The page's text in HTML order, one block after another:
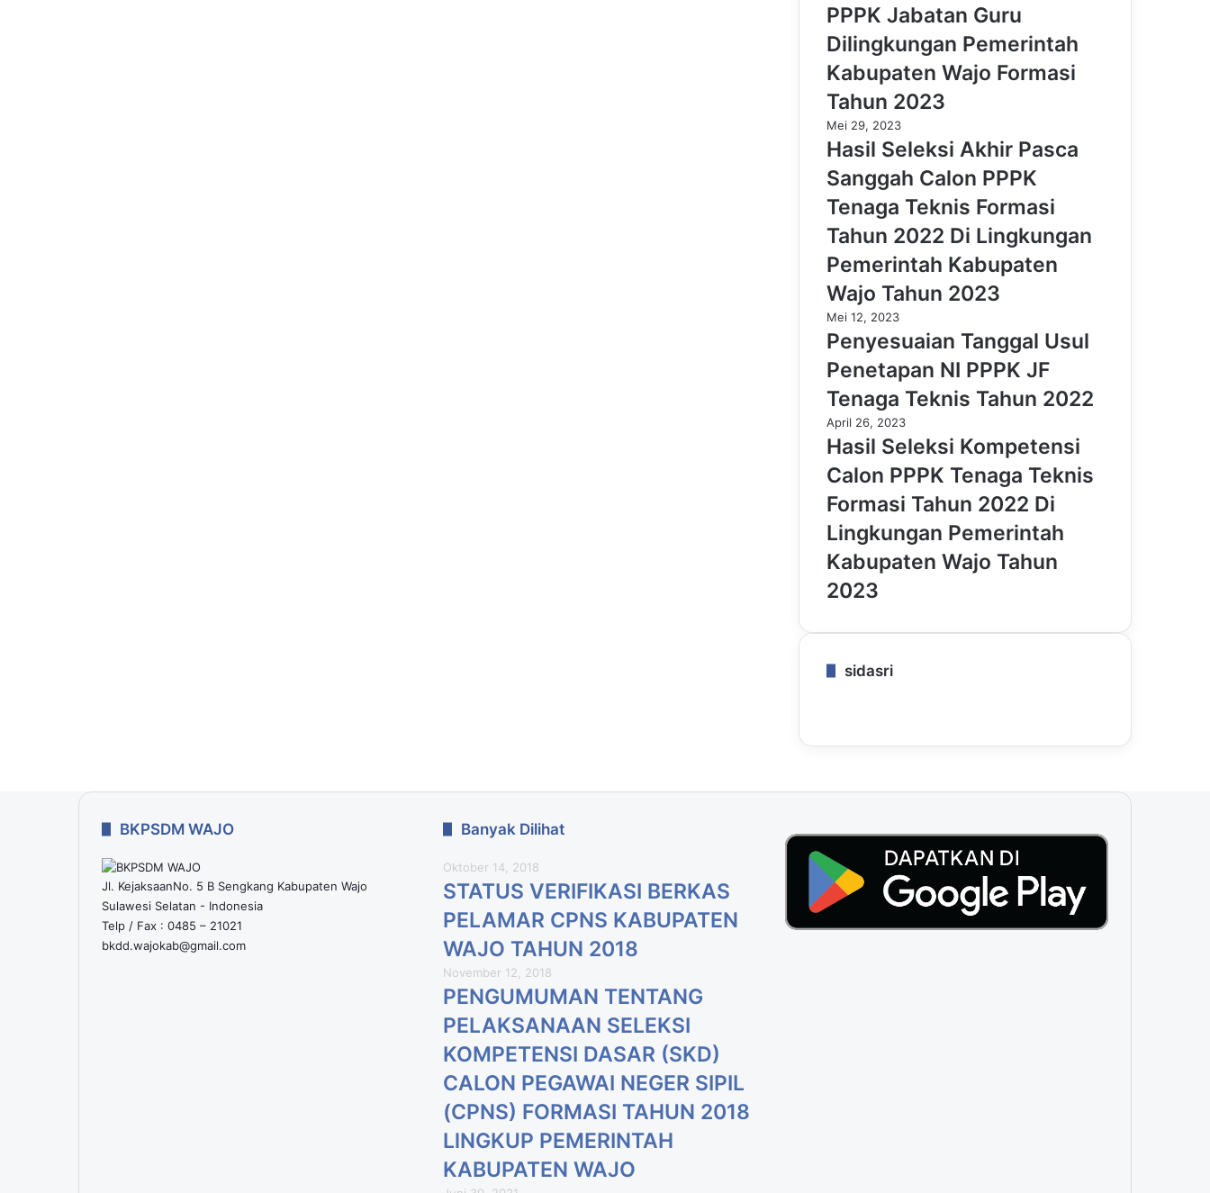
PPPK Jabatan Guru
Dilingkungan Pemerintah
Kabupaten Wajo Formasi
Tahun 2023
Mei 29, 2023
Hasil Seleksi Akhir Pasca
Sanggah Calon PPPK
Tenaga Teknis Formasi
Tahun 2022 Di Lingkungan
Pemerintah Kabupaten
Wajo Tahun 2023
Mei 12, 2023
Penyesuaian Tanggal Usul
Penetapan NI PPPK JF
Tenaga Teknis Tahun 2022
April 26, 2023
Hasil Seleksi Kompetensi
Calon PPPK Tenaga Teknis
Formasi Tahun 2022 Di
Lingkungan Pemerintah
Kabupaten Wajo Tahun
2023
sidasri
BKPSDM WAJO
Jl. KejaksaanNo. 5 B Sengkang Kabupaten Wajo
Sulawesi Selatan - Indonesia
Telp / Fax : 0485 – 21021
bkdd.wajokab@gmail.com
Banyak Dilihat
Oktober 14, 2018
STATUS VERIFIKASI BERKAS
PELAMAR CPNS KABUPATEN
WAJO TAHUN 2018
November 12, 2018
PENGUMUMAN TENTANG
PELAKSANAAN SELEKSI
KOMPETENSI DASAR (SKD)
CALON PEGAWAI NEGER SIPIL
(CPNS) FORMASI TAHUN 2018
LlNGKUP PEMERINTAH
KABUPATEN WAJO